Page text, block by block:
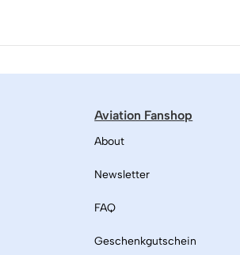
Aviation Fanshop
About
Newsletter
FAQ
Geschenkgutschein